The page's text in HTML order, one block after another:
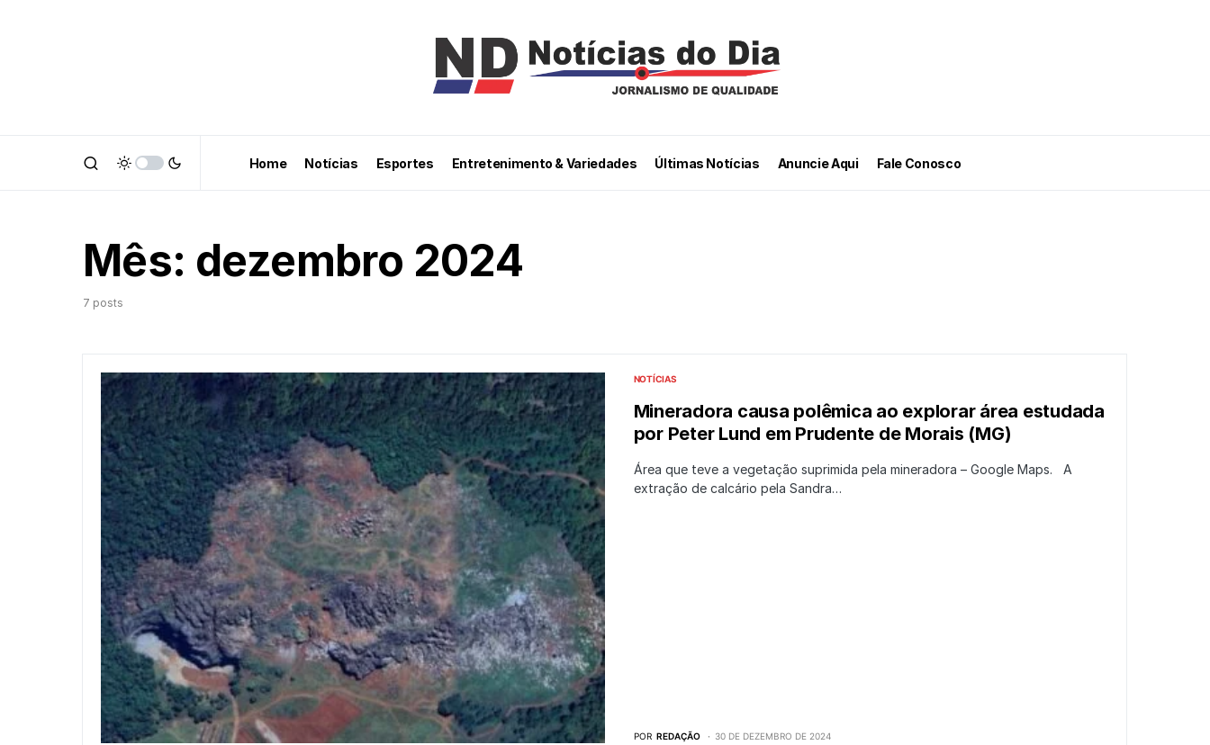
Home Notícias Esportes Entretenimento & Variedades Últimas Notícias Anuncie Aqui Fale Conosco
Mês: dezembro 2024
7 posts
NOTÍCIAS
Mineradora causa polêmica ao explorar área estudada
por Peter Lund em Prudente de Morais (MG)
Área que teve a vegetação suprimida pela mineradora – Google Maps. A
extração de calcário pela Sandra…
POR REDAÇÃO 30 DE DEZEMBRO DE 2024